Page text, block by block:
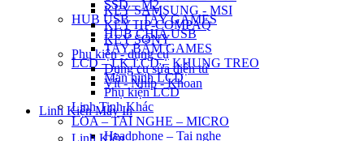
SSD – M2
HUB USB – TAY GAMES
HUB CHIA USB
TAY BẤM GAMES
LCD – LK LCD – KHUNG TREO
Màn hình LCD
Phụ kiện LCD
Linh Tinh Khác
LOA – TAI NGHE – MICRO
Headphone – Tai nghe
KEY SAMSUNG - MSI
KEY HP-COMPAQ
KEY SONY
Phụ kiện - dụng cụ
Dụng cụ sửa điện tử
Vít - Nhíp - Khoan
Linh Kiện Máy In